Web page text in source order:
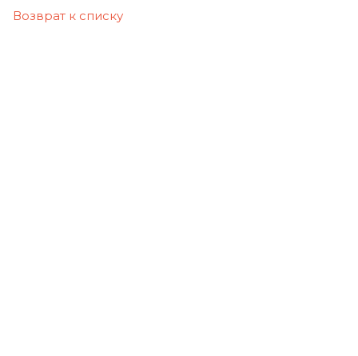
Возврат к списку